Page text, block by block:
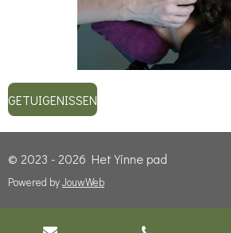
GETUIGENISSEN
© 2023 - 2026 Het Yinne pad
Powered byJouwWeb